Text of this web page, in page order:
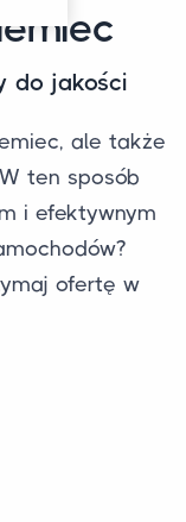
do jakości
ale także
ten sposób
i efektywnym
ofertę w